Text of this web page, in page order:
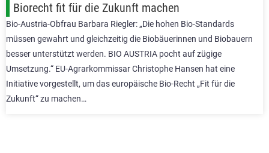
Biorecht fit für die Zukunft machen
Bio-Austria-Obfrau Barbara Riegler: „Die hohen Bio-Standards
müssen gewahrt und gleichzeitig die Biobäuerinnen und Biobauern
besser unterstützt werden. BIO AUSTRIA pocht auf zügige
Umsetzung.“ EU-Agrarkommissar Christophe Hansen hat eine
Initiative vorgestellt, um das europäische Bio-Recht „Fit für die
Zukunft“ zu machen…